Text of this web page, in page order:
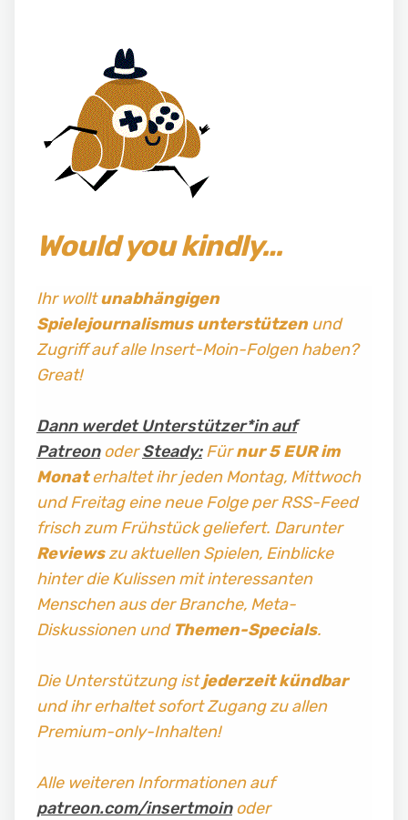
Would you kindly…
Ihr wolltunabhängigen
Spielejournalismus unterstützenund
Zugriff auf alle Insert-Moin-Folgen haben?
Great!
Dann werdet Unterstützer*in auf
PatreonoderSteady:Fürnur 5 EUR im
Monaterhaltet ihr jeden Montag, Mittwoch
und Freitag eine neue Folge per RSS-Feed
frisch zum Frühstück geliefert. Darunter
Reviewszu aktuellen Spielen, Einblicke
hinter die Kulissen mit interessanten
Menschen aus der Branche, Meta-
Diskussionen und Themen-Specials.
Die Unterstützung istjederzeit kündbar
und ihr erhaltet sofort Zugang zu allen
Premium-only-Inhalten!
Alle weiteren Informationen auf
patreon.com/insertmoinoder